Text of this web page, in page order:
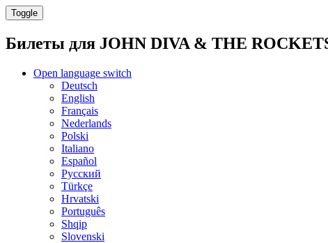
Toggle
Билеты для JOHN DIVA & THE
Open language switch
Deutsch
English
Français
Nederlands
Polski
Italiano
Español
Русский
Türkçe
Hrvatski
Português
Shqip
Slovenski